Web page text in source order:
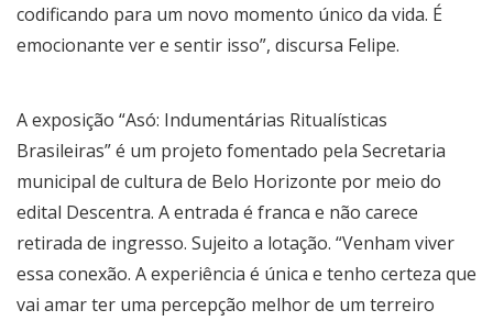
codificando para um novo momento único da vida. É
emocionante ver e sentir isso”, discursa Felipe.
A exposição “Asó: Indumentárias Ritualísticas
Brasileiras” é um projeto fomentado pela Secretaria
municipal de cultura de Belo Horizonte por meio do
edital Descentra. A entrada é franca e não carece
retirada de ingresso. Sujeito a lotação. “Venham viver
essa conexão. A experiência é única e tenho certeza que
vai amar ter uma percepção melhor de um terreiro